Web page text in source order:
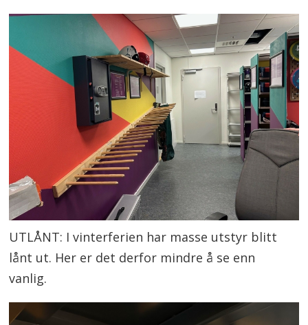
UTLÅNT: I vinterferien har masse utstyr blitt
lånt ut. Her er det derfor mindre å se enn
vanlig.